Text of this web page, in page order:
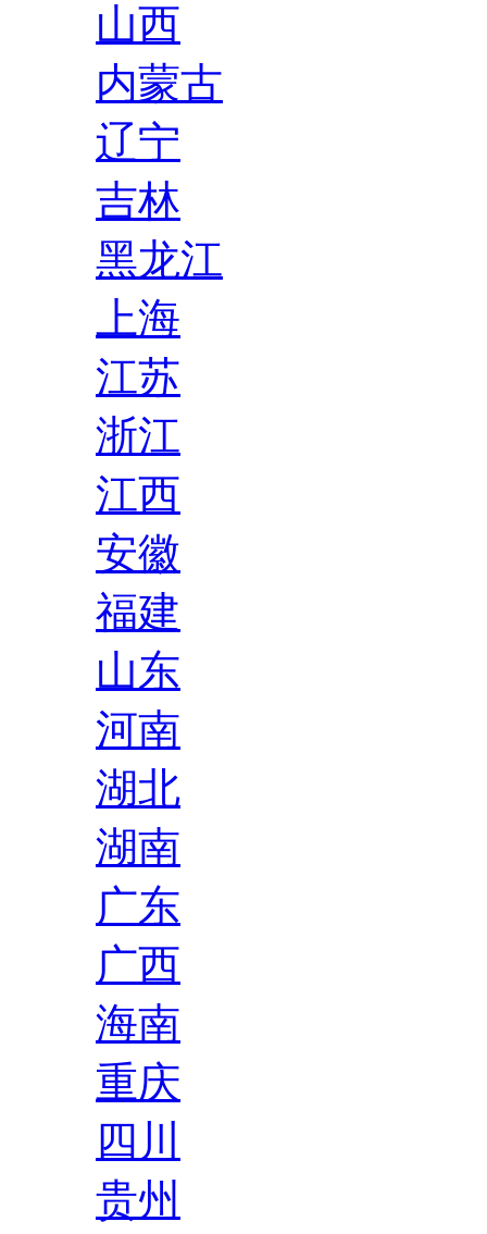
山西
内蒙古
辽宁
吉林
黑龙江
上海
江苏
浙江
江西
安徽
福建
山东
河南
湖北
湖南
广东
广西
海南
重庆
四川
贵州